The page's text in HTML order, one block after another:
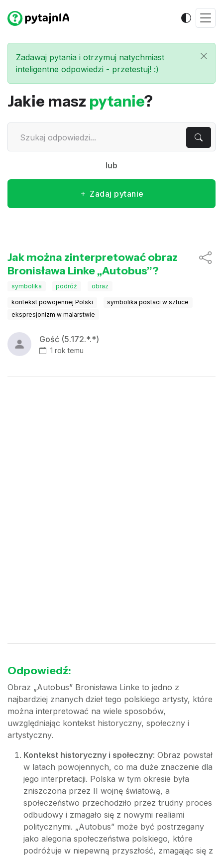
Zadawaj pytania i otrzymuj natychmiast
inteligentne odpowiedzi - przetestuj! :)
Jakie masz pytanie?
lub
Zadaj pytanie
Jak można zinterpretować obraz
Bronisława Linke „Autobus”?
symbolika podróż obraz
kontekst powojennej Polski
symbolika postaci w sztuce
ekspresjonizm w malarstwie
Gość (5.172.*.*)
1 rok temu
Odpowiedź:
Obraz „Autobus” Bronisława Linke to jedno z
najbardziej znanych dzieł tego polskiego artysty, które
można interpretować na wiele sposobów,
uwzględniając kontekst historyczny, społeczny i
artystyczny.
Kontekst historyczny i społeczny: Obraz powstał
w latach powojennych, co ma duże znaczenie dla
jego interpretacji. Polska w tym okresie była
zniszczona przez II wojnę światową, a
społeczeństwo przechodziło przez trudny proces
odbudowy i zmagało się z nowymi realiami
politycznymi. „Autobus” może być postrzegany
jako alegoria społeczeństwa polskiego, które
podróżuje w niepewną przyszłość, zmagając się z